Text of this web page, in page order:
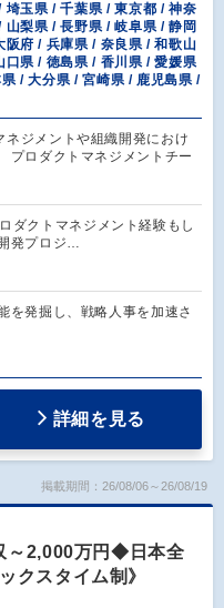
玉県 / 千葉県 / 東京都 / 神奈
梨県 / 長野県 / 岐阜県 / 静岡
府 / 兵庫県 / 奈良県 / 和歌山
県 / 徳島県 / 香川県 / 愛媛県
/ 大分県 / 宮崎県 / 鹿児島県 /
ジメントや組織開発におけ
プロダクトマネジメントチー
ダクトマネジメント経験もし
発プロジ…
を発掘し、戦略人事を加速さ
詳細を見る
掲載期間：26/08/06～26/08/19
～2,000万円◆日本全
クスタイム制》